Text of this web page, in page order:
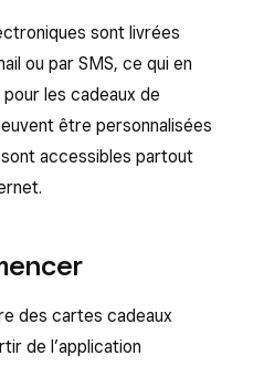
sont livrées
ou par SMS, ce qui en
les cadeaux de
être personnalisées
accessibles partout
des cartes cadeaux
de l’application